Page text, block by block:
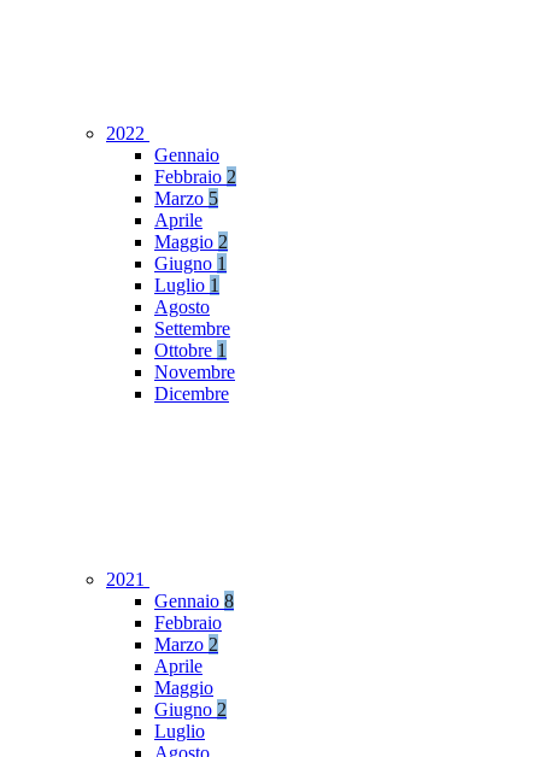
2022
Gennaio
Febbraio 2
Marzo 5
Aprile
Maggio 2
Giugno 1
Luglio 1
Agosto
Settembre
Ottobre 1
Novembre
Dicembre
2021
Gennaio 8
Febbraio
Marzo 2
Aprile
Maggio
Giugno 2
Luglio